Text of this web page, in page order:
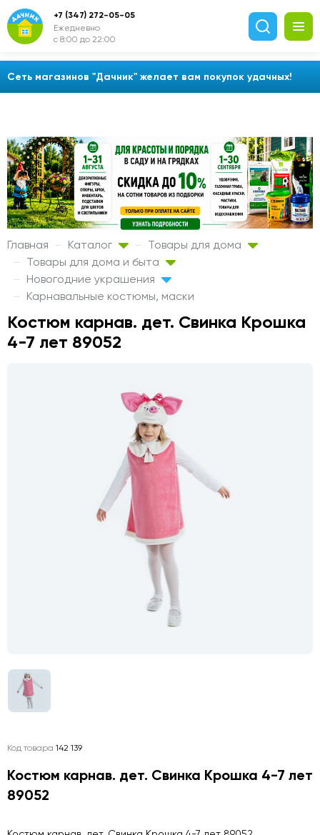
Сеть магазинов "Дачник" желает вам покупок удачных!
+7 (347) 272-05-05
Ежедневно
с 8:00 до 22:00
Главная Каталог
Товары для дома
Товары для дома и быта
Новогодние украшения
Карнавальные костюмы, маски
Костюм карнав. дет. Свинка Крошка
4-7 лет 89052
Код товара 142 139
Костюм карнав. дет. Свинка Крошка 4-7 лет
89052